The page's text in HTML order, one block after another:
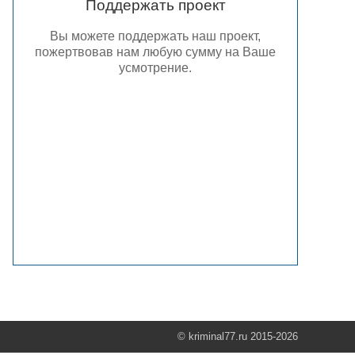
Поддержать проект
Вы можете поддержать наш проект,
пожертвовав нам любую сумму на Ваше
усмотрение.
© kriminal77.ru 2015-2026